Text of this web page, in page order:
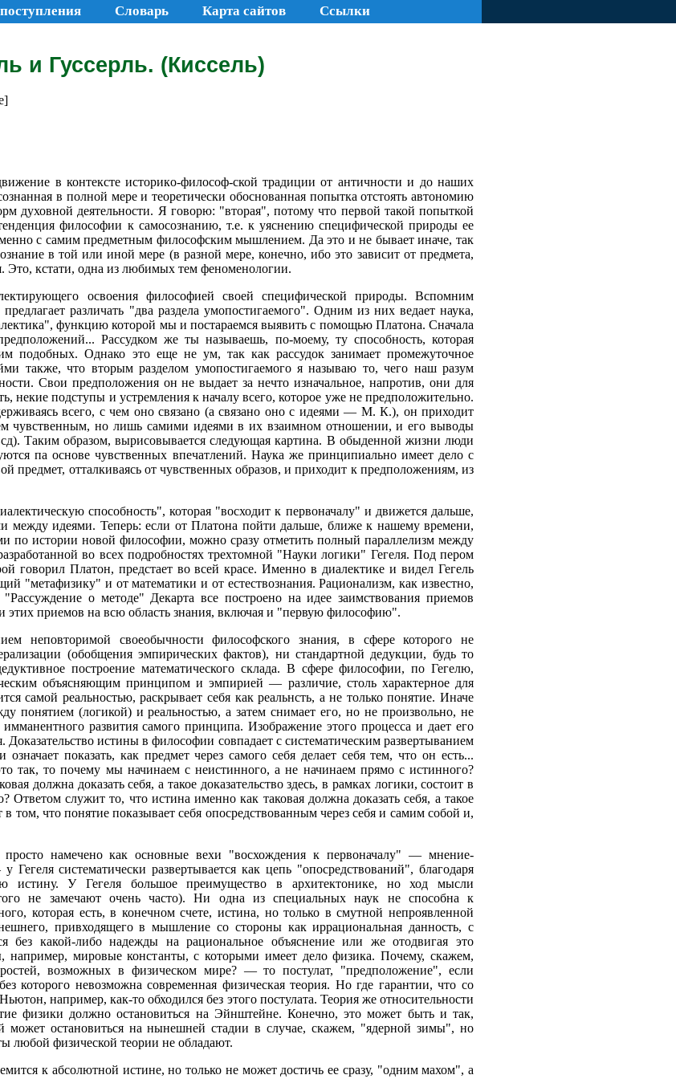
Словарь Карта сайтов Ссылки
и Гуссерль. (Киссель)
в контексте историко-философ-ской традиции от античности и до наших
в полной мере и теоретически обоснованная попытка отстоять автономию
духовной деятельности. Я говорю: "вторая", потому что первой такой попыткой
философии к самосознанию, т.е. к уяснению специфической природы ее
с самим предметным философским мышлением. Да это и не бывает иначе, так
в той или иной мере (в разной мере, конечно, ибо это зависит от предмета,
Это, кстати, одна из любимых тем феноменологии.
освоения философией своей специфической природы. Вспомним
различать "два раздела умопостигаемого". Одним из них ведает наука,
функцию которой мы и постараемся выявить с помощью Платона. Сначала
Рассудком же ты называешь, по-моему, ту способность, которая
подобных. Однако это еще не ум, так как рассудок занимает промежуточное
что вторым разделом умопостигаемого я называю то, чего наш разум
Свои предположения он не выдает за нечто изначальное, напротив, они для
некие подступы и устремления к началу всего, которое уже не предположительно.
всего, с чем оно связано (а связано оно с идеями — М. К.), он приходит
чувственным, но лишь самими идеями в их взаимном отношении, и его выводы
Таким образом, вырисовывается следующая картина. В обыденной жизни люди
па основе чувственных впечатлений. Наука же принципиально имеет дело с
предмет, отталкиваясь от чувственных образов, и приходит к предположениям, из
способность", которая "восходит к первоначалу" и движется дальше,
между идеями. Теперь: если от Платона пойти дальше, ближе к нашему времени,
по истории новой философии, можно сразу отметить полный параллелизм между
во всех подробностях трехтомной "Науки логики" Гегеля. Под пером
говорил Платон, предстает во всей красе. Именно в диалектике и видел Гегель
"метафизику" и от математики и от естествознания. Рационализм, как известно,
о методе" Декарта все построено на идее заимствования приемов
этих приемов на всю область знания, включая и "первую философию".
неповторимой своеобычности философского знания, в сфере которого не
(обобщения эмпирических фактов), ни стандартной дедукции, будь то
построение математического склада. В сфере философии, по Гегелю,
объясняющим принципом и эмпирией — различие, столь характерное для
самой реальностью, раскрывает себя как реальнсть, а не только понятие. Иначе
понятием (логикой) и реальностью, а затем снимает его, но не произвольно, не
развития самого принципа. Изображение этого процесса и дает его
Доказательство истины в философии совпадает с систематическим развертыванием
показать, как предмет через самого себя делает себя тем, что он есть...
так, то почему мы начинаем с неистинного, а не начинаем прямо с истинного?
должна доказать себя, а такое доказательство здесь, в рамках логики, состоит в
Ответом служит то, что истина именно как таковая должна доказать себя, а такое
в том, что понятие показывает себя опосредствованным через себя и самим собой и,
намечено как основные вехи "восхождения к первоначалу" — мнение-
систематически развертывается как цепь "опосредствований", благодаря
истину. У Гегеля большое преимущество в архитектонике, но ход мысли
не замечают очень часто). Ни одна из специальных наук не способна к
которая есть, в конечном счете, истина, но только в смутной непроявленной
привходящего в мышление со стороны как иррациональная данность, с
без какой-либо надежды на рациональное объяснение или же отодвигая это
например, мировые константы, с которыми имеет дело физика. Почему, скажем,
возможных в физическом мире? — то постулат, "предположение", если
которого невозможна современная физическая теория. Но где гарантии, что со
например, как-то обходился без этого постулата. Теория же относительности
физики должно остановиться на Эйнштейне. Конечно, это может быть и так,
может остановиться на нынешней стадии в случае, скажем, "ядерной зимы", но
любой физической теории не обладают.
к абсолютной истине, но только не может достичь ее сразу, "одним махом", а